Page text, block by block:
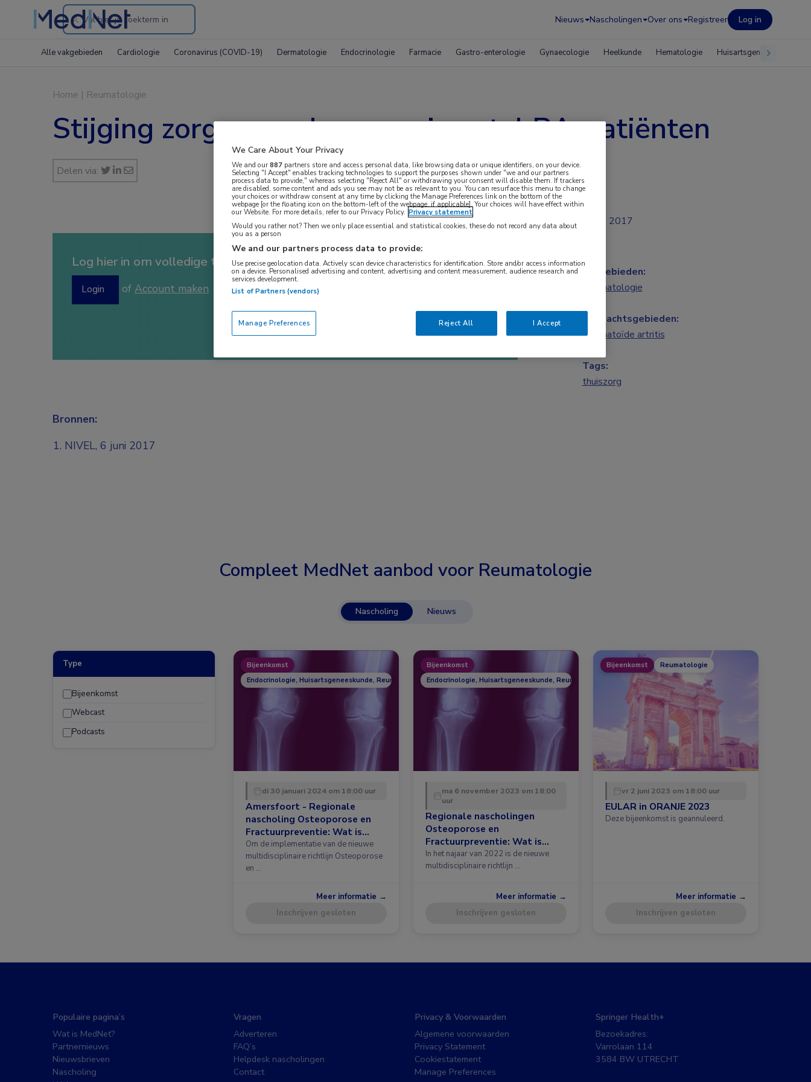
Search
the
Nieuws Nascholingen Over ons Registreer Log in
Alle vakgebieden Cardiologie Coronavirus (COVID-19) Dermatologie Endocrinologie Farmacie Gastro-enterologie Gynaecologie Heelkunde Hematologie Huisartsgeneeskunde
Home | Reumatologie
Stijging zorgvraag door groei aantal RA-patiënten
Delen via:
Log hier in om volledige toegang te krijgen.
Login of Account maken
Bronnen:
NIVEL, 6 juni 2017
jul 2017
Vakgebieden:
Reumatologie
Aandachtsgebieden:
Reumatoïde artritis
Tags:
thuiszorg
Compleet MedNet aanbod voor Reumatologie
Nascholing Nieuws
Type
Bijeenkomst
Webcast
Podcasts
Bijeenkomst
Endocrinologie, Huisartsgeneeskunde, Reumatologie
di 30 januari 2024 om 18:00 uur
Amersfoort - Regionale
nascholing Osteoporose en
Fractuurpreventie: Wat is
nieuw in de richtlijn?
Om de implementatie van de nieuwe
multidisciplinaire richtlijn Osteoporose
en …
Meer informatie →
Inschrijven gesloten
Bijeenkomst
Endocrinologie, Huisartsgeneeskunde, Reumatologie
ma 6 november 2023 om 18:00
uur
Regionale nascholingen
Osteoporose en
Fractuurpreventie: Wat is
nieuw in de richtlijn?
In het najaar van 2022 is de nieuwe
multidisciplinaire richtlijn …
Meer informatie →
Inschrijven gesloten
Bijeenkomst Reumatologie
vr 2 juni 2023 om 18:00 uur
EULAR in ORANJE 2023
Deze bijeenkomst is geannuleerd.
Meer informatie →
Inschrijven gesloten
Populaire pagina’s
Wat is MedNet?
Partnernieuws
Nieuwsbrieven
Nascholing
Vragen
Adverteren
FAQ’s
Helpdesk nascholingen
Contact
Privacy & Voorwaarden
Algemene voorwaarden
Privacy Statement
Cookiestatement
Manage Preferences
Springer Health+
Bezoekadres:
Varrolaan 114
3584 BW UTRECHT
We Care About Your Privacy
We and our887 partners store and access personal data, like browsing data or unique identifiers, on your device.
Selecting "I Accept" enables tracking technologies to support the purposes shown under "we and our partners
process data to provide," whereas selecting "Reject All" or withdrawing your consent will disable them. If trackers
are disabled, some content and ads you see may not be as relevant to you. You can resurface this menu to change
your choices or withdraw consent at any time by clicking the Manage Preferences link on the bottom of the
webpage [or the floating icon on the bottom-left of the webpage, if applicable]. Your choices will have effect within
our Website. For more details, refer to our Privacy Policy. Privacy statement
Would you rather not? Then we only place essential and statistical cookies, these do not record any data about
you as a person
We and our partners process data to provide:
Use precise geolocation data. Actively scan device characteristics for identification. Store and/or access information
on a device. Personalised advertising and content, advertising and content measurement, audience research and
services development.
List of Partners (vendors)
Reject All I Accept
Manage Preferences